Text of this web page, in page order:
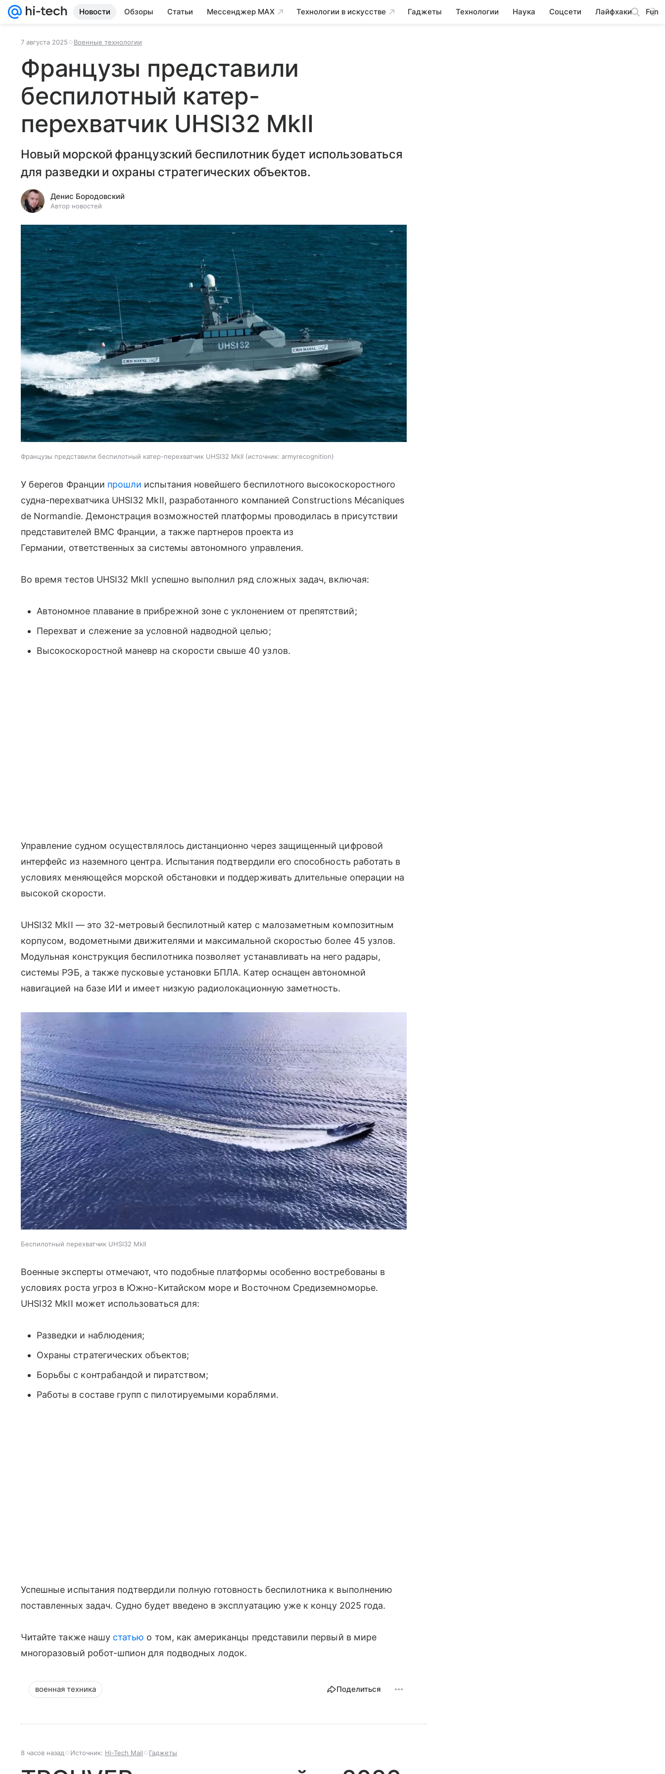
Новости Обзоры Статьи Мессенджер MAX Технологии в искусстве Гаджеты Технологии Наука Соцсети Лайфхаки Fun
7 августа 2025 Военные технологии
Французы представили
беспилотный катер-
перехватчик UHSI32 MkII
Новый морской французский беспилотник будет использоваться
для разведки и охраны стратегических объектов.
Денис Бородовский
Автор новостей
Французы представили беспилотный катер-перехватчик UHSI32 MkII источник: armyrecognition
У берегов Франции прошли испытания новейшего беспилотного высокоскоростного
судна-перехватчика UHSI32 MkII, разработанного компанией Constructions Mécaniques
de Normandie. Демонстрация возможностей платформы проводилась в присутствии
представителей ВМС Франции, а также партнеров проекта из
Германии, ответственных за системы автономного управления.
Во время тестов UHSI32 MkII успешно выполнил ряд сложных задач, включая:
Автономное плавание в прибрежной зоне с уклонением от препятствий;
Перехват и слежение за условной надводной целью;
Высокоскоростной маневр на скорости свыше 40 узлов.
Управление судном осуществлялось дистанционно через защищенный цифровой
интерфейс из наземного центра. Испытания подтвердили его способность работать в
условиях меняющейся морской обстановки и поддерживать длительные операции на
высокой скорости.
UHSI32 MkII — это 32-метровый беспилотный катер с малозаметным композитным
корпусом, водометными движителями и максимальной скоростью более 45 узлов.
Модульная конструкция беспилотника позволяет устанавливать на него радары,
системы РЭБ, а также пусковые установки БПЛА. Катер оснащен автономной
навигацией на базе ИИ и имеет низкую радиолокационную заметность.
Беспилотный перехватчик UHSI32 MkII
Военные эксперты отмечают, что подобные платформы особенно востребованы в
условиях роста угроз в Южно-Китайском море и Восточном Средиземноморье.
UHSI32 MkII может использоваться для:
Разведки и наблюдения;
Охраны стратегических объектов;
Борьбы с контрабандой и пиратством;
Работы в составе групп с пилотируемыми кораблями.
Успешные испытания подтвердили полную готовность беспилотника к выполнению
поставленных задач. Судно будет введено в эксплуатацию уже к концу 2025 года.
Читайте также нашу статью о том, как американцы представили первый в мире
многоразовый робот-шпион для подводных лодок.
военная техника Поделиться
8 часов назад Источник: Hi-Tech Mail Гаджеты